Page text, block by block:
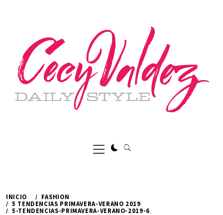
Menú
principal
INICIO
FASHION
5 TENDENCIAS PRIMAVERA-VERANO 2019
5-TENDENCIAS-PRIMAVERA-VERANO-2019-6